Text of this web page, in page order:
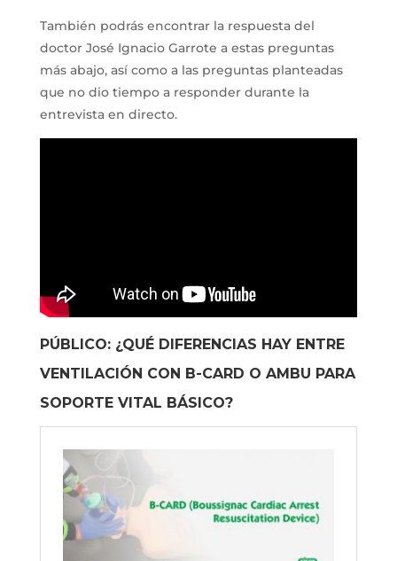
También podrás encontrar la respuesta del
doctor José Ignacio Garrote a estas preguntas
más abajo, así como a las preguntas planteadas
que no dio tiempo a responder durante la
entrevista en directo.
PÚBLICO: ¿QUÉ DIFERENCIAS HAY ENTRE
VENTILACIÓN CON B-CARD O AMBU PARA
SOPORTE VITAL BÁSICO?